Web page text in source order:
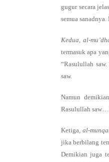
gugur secara
semua
Kedua, al-
termasuk apa
“Rasulullah
saw.
Namun
Rasulullah
Ketiga,al-
jika berbilang
Demikian juga